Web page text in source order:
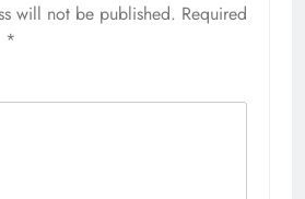
will not be published. Required
*